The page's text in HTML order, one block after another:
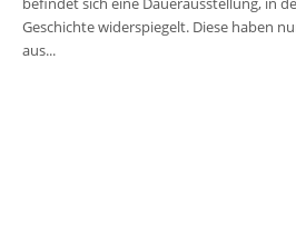
Geschichte widerspiegelt. Diese haben
aus...